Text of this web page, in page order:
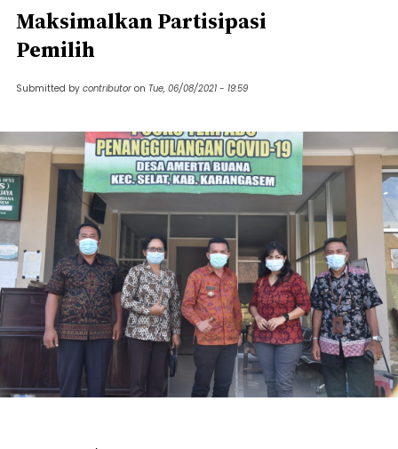
Maksimalkan Partisipasi
Pemilih
Submitted by contributor on Tue, 06/08/2021 - 19:59